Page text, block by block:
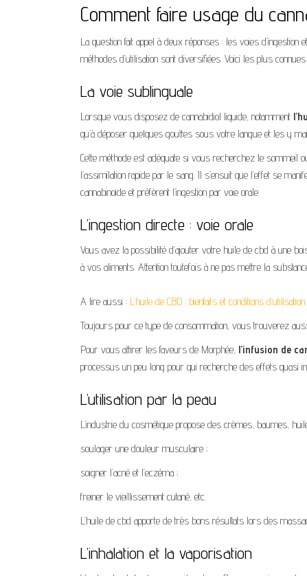
Comment faire usage du
La question fait appel à deux réponses : les voies
méthodes d’utilisation sont diversifiées. Voici les plus
La voie sublinguale
Lorsque vous disposez de cannabidiol liquide, notamment
qu’à déposer quelques gouttes sous votre langue et les y
Cette méthode est adéquate si vous recherchez le sommeil
l’assimilation rapide par le sang. Il s’ensuit que l’effet se
cannabinoïde et préfèrent l’ingestion par voie orale.
L’ingestion directe : voie orale
Vous avez la possibilité d’ajouter votre huile de cbd à une
à vos aliments. Attention toutefois à ne pas mettre la
A lire aussi : L’huile de CBD : bienfaits et conditions d’utilisation
Toujours pour ce type de consommation, vous trouverez
Pour vous attirer les faveurs de Morphée, l’infusion de
processus un peu long pour qui recherche des effets quasi
L’utilisation par la peau
L’industrie du cosmétique propose des crèmes, baumes,
soulager une douleur musculaire ;
soigner l’acné et l’eczéma ;
freiner le vieillissement cutané, etc.
L’huile de cbd apporte de très bons résultats lors des
L’inhalation et la vaporisation